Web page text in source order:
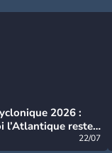
2026 :
l’Atlantique reste
22/07